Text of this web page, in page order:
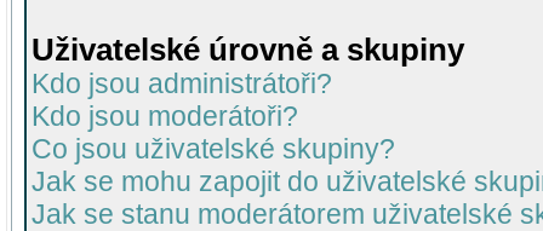
Uživatelské úrovně a skupiny
Kdo jsou administrátoři?
Kdo jsou moderátoři?
Co jsou uživatelské skupiny?
Jak se mohu zapojit do uživatelské
Jak se stanu moderátorem uživatelské